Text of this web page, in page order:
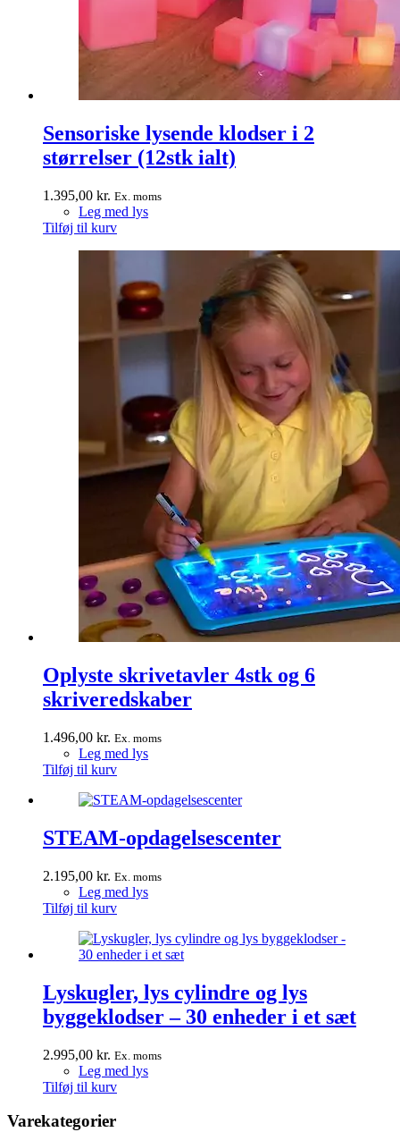
Sensoriske lysende klodser i 2
størrelser (12stk ialt)
1.395,00 kr. Ex. moms
Leg med lys
Tilføj til kurv
Oplyste skrivetavler 4stk og 6
skriveredskaber
1.496,00 kr. Ex. moms
Leg med lys
Tilføj til kurv
STEAM-opdagelsescenter
2.195,00 kr. Ex. moms
Leg med lys
Tilføj til kurv
Lyskugler, lys cylindre og lys
byggeklodser – 30 enheder i et sæt
2.995,00 kr. Ex. moms
Leg med lys
Tilføj til kurv
Varekategorier